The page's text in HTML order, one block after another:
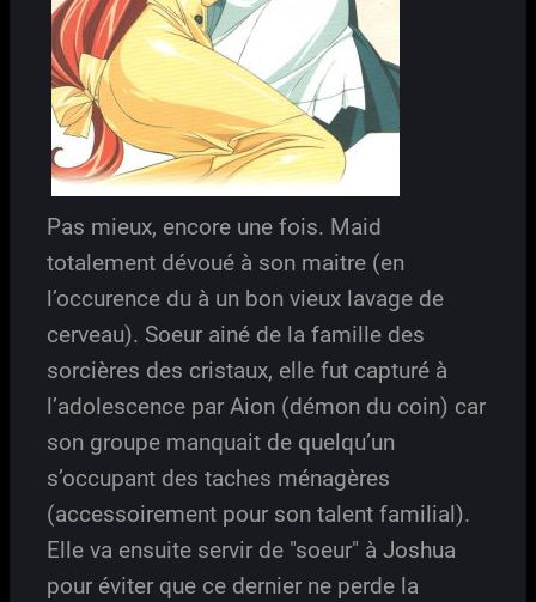
Pas mieux, encore une fois. Maid
totalement dévoué à son maitre (en
l’occurence du à un bon vieux lavage de
cerveau). Soeur ainé de la famille des
sorcières des cristaux, elle fut capturé à
l’adolescence par Aion (démon du coin) car
son groupe manquait de quelqu’un
s’occupant des taches ménagères
(accessoirement pour son talent familial).
Elle va ensuite servir de "soeur" à Joshua
pour éviter que ce dernier ne perde la